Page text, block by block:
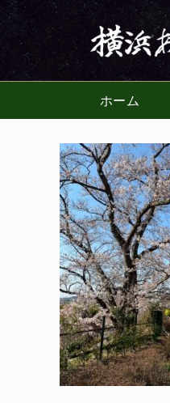
ホーム